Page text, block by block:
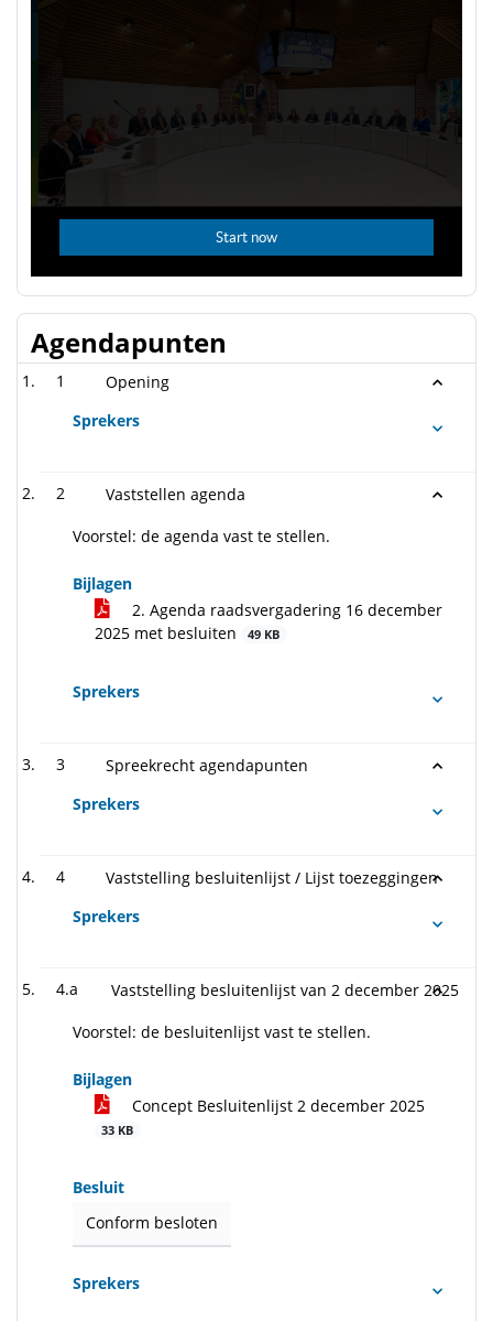
Agendapunten
1
Opening
Sprekers
2
Vaststellen agenda
Voorstel: de agenda vast te stellen.
Bijlagen
2. Agenda raadsvergadering 16 december
2025 met besluiten
49 KB
Sprekers
3
Spreekrecht agendapunten
Sprekers
4
Vaststelling besluitenlijst / Lijst toezeggingen
Sprekers
4.a
Vaststelling besluitenlijst van 2 december 2025
Voorstel: de besluitenlijst vast te stellen.
Bijlagen
Concept Besluitenlijst 2 december 2025
33 KB
Besluit
Conform besloten
Sprekers